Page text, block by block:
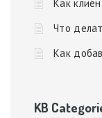
Как
Что
Как
KB